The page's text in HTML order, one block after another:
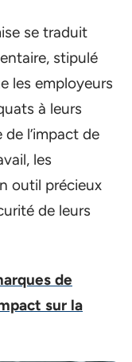
se traduit
stipulé
les employeurs
à leurs
l’impact de
les
outil précieux
de leurs
de
sur la